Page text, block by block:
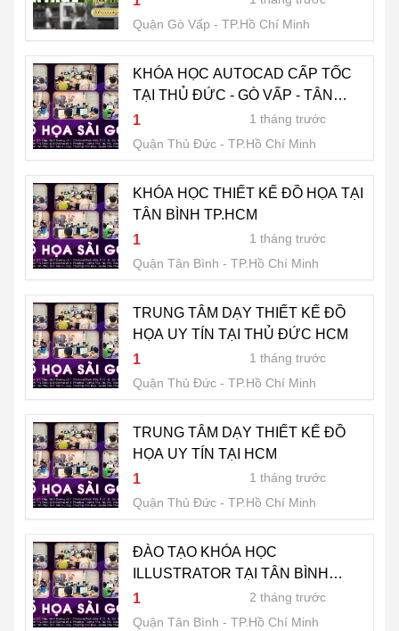
Quận Gò Vấp
TP.Hồ Chí Minh
KHÓA HỌC AUTOCAD CẤP TỐC
TẠI THỦ ĐỨC - GÒ VẤP - TÂN
PHÚ - TPHCM
1
1 tháng trước
Quận Thủ Đức
TP.Hồ Chí Minh
KHÓA HỌC THIẾT KẾ ĐỒ HỌA TẠI
TÂN BÌNH TP.HCM
1
1 tháng trước
Quận Tân Bình
TP.Hồ Chí Minh
TRUNG TÂM DẠY THIẾT KẾ ĐỒ
HỌA UY TÍN TẠI THỦ ĐỨC HCM
1
1 tháng trước
Quận Thủ Đức
TP.Hồ Chí Minh
TRUNG TÂM DẠY THIẾT KẾ ĐỒ
HỌA UY TÍN TẠI HCM
1
1 tháng trước
Quận Thủ Đức
TP.Hồ Chí Minh
ĐÀO TẠO KHÓA HỌC
ILLUSTRATOR TẠI TÂN BÌNH
TP.HCM
1
2 tháng trước
Quận Tân Bình
TP.Hồ Chí Minh